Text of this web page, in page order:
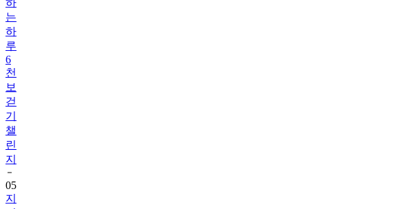
하
루
6
천
보
걷
기
챌
린
지
05
지
니
어